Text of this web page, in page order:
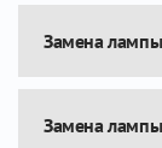
Замена
Замена